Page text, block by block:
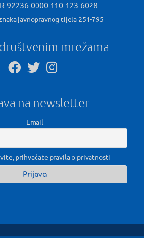
92236 0000 110 123 6028
javnopravnog tijela 251-795
mrežama
na newsletter
Email
prihvaćate pravila o privatnosti